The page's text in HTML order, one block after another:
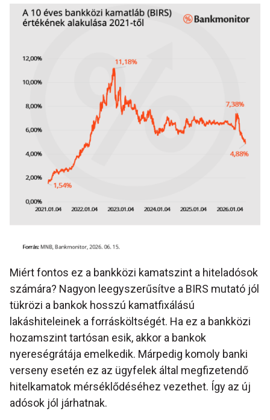
Miért fontos ez a bankközi kamatszint a hiteladósok
számára? Nagyon leegyszerűsítve a BIRS mutató jól
tükrözi a bankok hosszú kamatfixálású
lakáshiteleinek a forrásköltségét. Ha ez a bankközi
hozamszint tartósan esik, akkor a bankok
nyereségrátája emelkedik. Márpedig komoly banki
verseny esetén ez az ügyfelek által megfizetendő
hitelkamatok mérséklődéséhez vezethet. Így az új
adósok jól járhatnak.